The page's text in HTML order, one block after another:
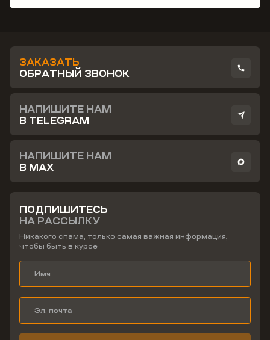
ЗАКАЗАТЬ
ОБРАТНЫЙ ЗВОНОК
НАПИШИТЕ НАМ
В TELEGRAM
НАПИШИТЕ НАМ
В MAX
ПОДПИШИТЕСЬ
НА РАССЫЛКУ
Никакого спама, только самая важная информация,
чтобы быть в курсе